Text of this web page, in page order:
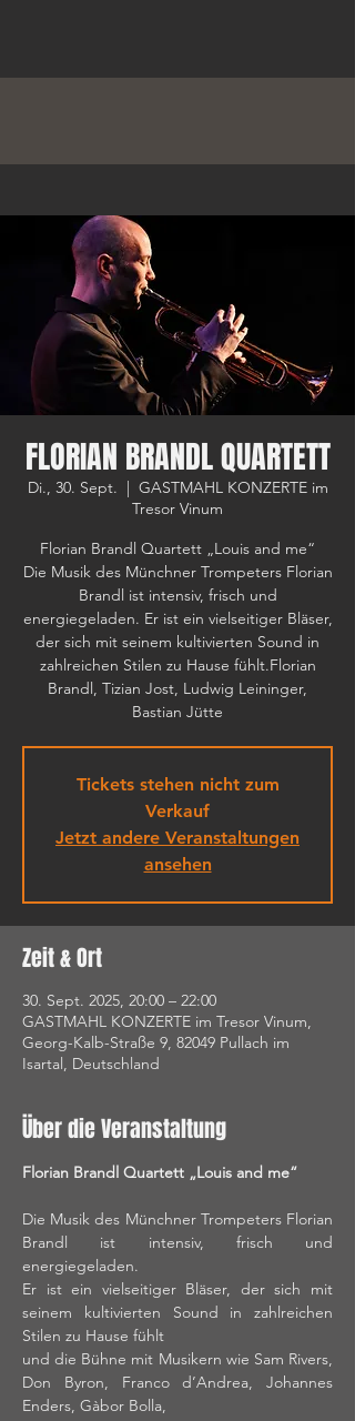
FLORIAN BRANDL QUARTETT
Di., 30. Sept.
  |
GASTMAHL KONZERTE im
Tresor Vinum
Florian Brandl Quartett „Louis and me“
Die Musik des Münchner Trompeters Florian
Brandl ist intensiv, frisch und
energiegeladen. Er ist ein vielseitiger Bläser,
der sich mit seinem kultivierten Sound in
zahlreichen Stilen zu Hause fühlt.Florian
Brandl, Tizian Jost, Ludwig Leininger,
Bastian Jütte
Tickets stehen nicht zum
Verkauf
Jetzt andere Veranstaltungen
ansehen
Zeit & Ort
30. Sept. 2025, 20:00 – 22:00
GASTMAHL KONZERTE im Tresor Vinum,
Georg-Kalb-Straße 9, 82049 Pullach im
Isartal, Deutschland
Über die Veranstaltung
Florian Brandl Quartett „Louis and me“
Die Musik des Münchner Trompeters Florian
Brandl ist intensiv, frisch und
energiegeladen.
Er ist ein vielseitiger Bläser, der sich mit
seinem kultivierten Sound in zahlreichen
Stilen zu Hause fühlt
und die Bühne mit Musikern wie Sam Rivers,
Don Byron, Franco d’Andrea, Johannes
Enders, Gàbor Bolla,